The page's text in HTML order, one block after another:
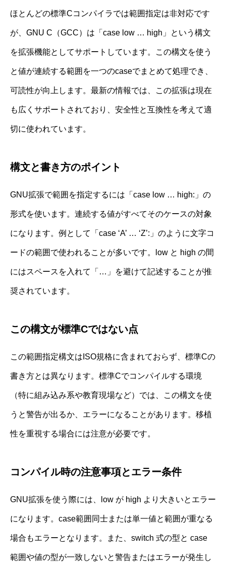
ほとんどの標準Cコンパイラでは範囲指定は非対応です
が、GNU C（GCC）は「case low … high」という構文
を拡張機能としてサポートしています。この構文を使う
と値が連続する範囲を一つのcaseでまとめて処理でき、
可読性が向上します。最新の情報では、この拡張は現在
も広くサポートされており、安全性と互換性を考えて適
切に使われています。
構文と書き方のポイント
GNU拡張で範囲を指定するには「case low … high:」の
形式を使います。連続する値がすべてそのケースの対象
になります。例として「case ‘A’ … ‘Z’:」のように文字コ
ードの範囲で使われることが多いです。low と high の間
にはスペースを入れて「…」を避けて記述することが推
奨されています。
この構文が標準Cではない点
この範囲指定構文はISO規格に含まれておらず、標準Cの
書き方とは異なります。標準Cでコンパイルする環境
（特に組み込み系や教育現場など）では、この構文を使
うと警告が出るか、エラーになることがあります。移植
性を重視する場合には注意が必要です。
コンパイル時の注意事項とエラー条件
GNU拡張を使う際には、low が high より大きいとエラー
になります。case範囲同士または単一値と範囲が重なる
場合もエラーとなります。また、switch 式の型と case
範囲や値の型が一致しないと警告またはエラーが発生し